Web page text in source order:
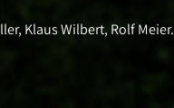
Klaus Wilbert, Rolf Meier.